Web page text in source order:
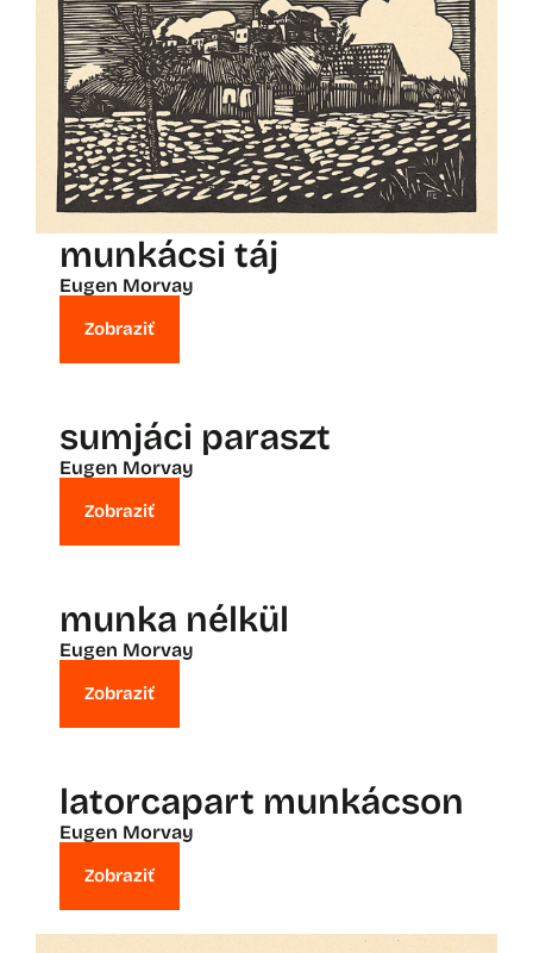
munkácsi táj
Eugen Morvay
Zobraziť
sumjáci paraszt
Eugen Morvay
Zobraziť
munka nélkül
Eugen Morvay
Zobraziť
latorcapart munkácson
Eugen Morvay
Zobraziť